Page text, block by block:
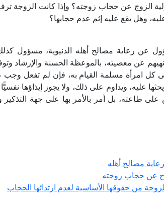
الزوج عن حجاب زوجته؟ وإذا كانت الزوجة
عليه، وهل يقع عليه إثم عدم حجابها؟
عن رعاية مصالح أهله الدنيوية، مسؤول
عن معصيته، بالموعظة الحسنة والإرشاد
كل امرأة مسلمة القيام به، فإن لم تفعل وجب
عليه، ويداوم على ذلك، ولا يجوز إيذاؤها
على طاعته، بل أمر بالأمر بها على جهة
مصالح أهله
عن حجاب زوجته
من حقوقها الأساسية لعدم ارتدائها الحجاب